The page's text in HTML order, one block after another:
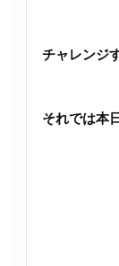
チャレンジ
それでは本